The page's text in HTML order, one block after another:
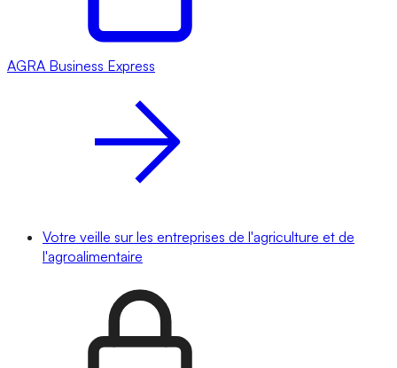
AGRA Business Express
Votre veille sur les entreprises de l'agriculture et de
l'agroalimentaire